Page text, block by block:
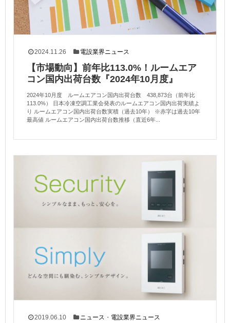
2024.11.26 電設業界ニュース
【市場動向】前年比113.0%！ルームエア
コン国内出荷台数『2024年10月度』
2024年10月度 ルームエアコン国内出荷台数 438,873台（前年比
113.0%） 日本冷凍空調工業会発表のルームエアコン国内出荷実績よ
り ルームエアコン国内出荷台数実積（過去10年） ※赤字は過去10年
最高値 ルームエアコン国内出荷台数推移（直近6年...
2019.06.10 ニュース ・ 電設業界ニュース